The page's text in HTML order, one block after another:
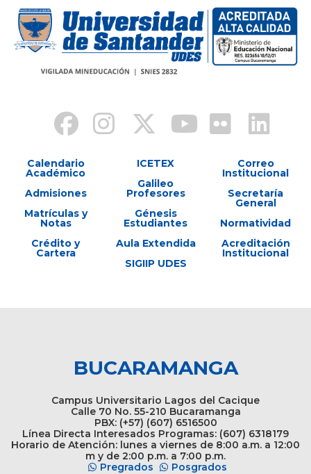
Calendario
Académico
Admisiones
Matrículas y
Notas
Crédito y
Cartera
ICETEX
Galileo
Profesores
Génesis
Estudiantes
Aula Extendida
SIGIIP UDES
Correo
Institucional
Secretaría
General
Normatividad
Acreditación
Institucional
BUCARAMANGA
Campus Universitario Lagos del Cacique
Calle 70 No. 55-210 Bucaramanga
PBX: (+57) (607) 6516500
Línea Directa Interesados Programas: (607) 6318179
Horario de Atención: lunes a viernes de 8:00 a.m. a 12:00
m y de 2:00 p.m. a 7:00 p.m.
Pregrados
Posgrados